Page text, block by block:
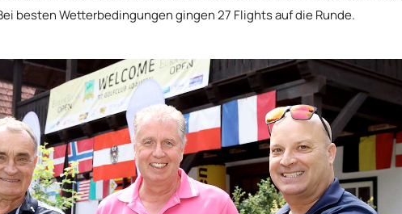
besten Wetterbedingungen gingen 27 Flights auf die Runde.